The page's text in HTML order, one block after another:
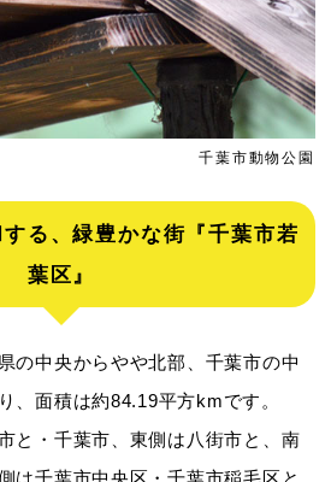
千葉市動物公園
る、緑豊かな街『千葉市若
葉区』
の中央からやや北部、千葉市の中
、面積は約84.19平方kmです。
と・千葉市、東側は八街市と、南